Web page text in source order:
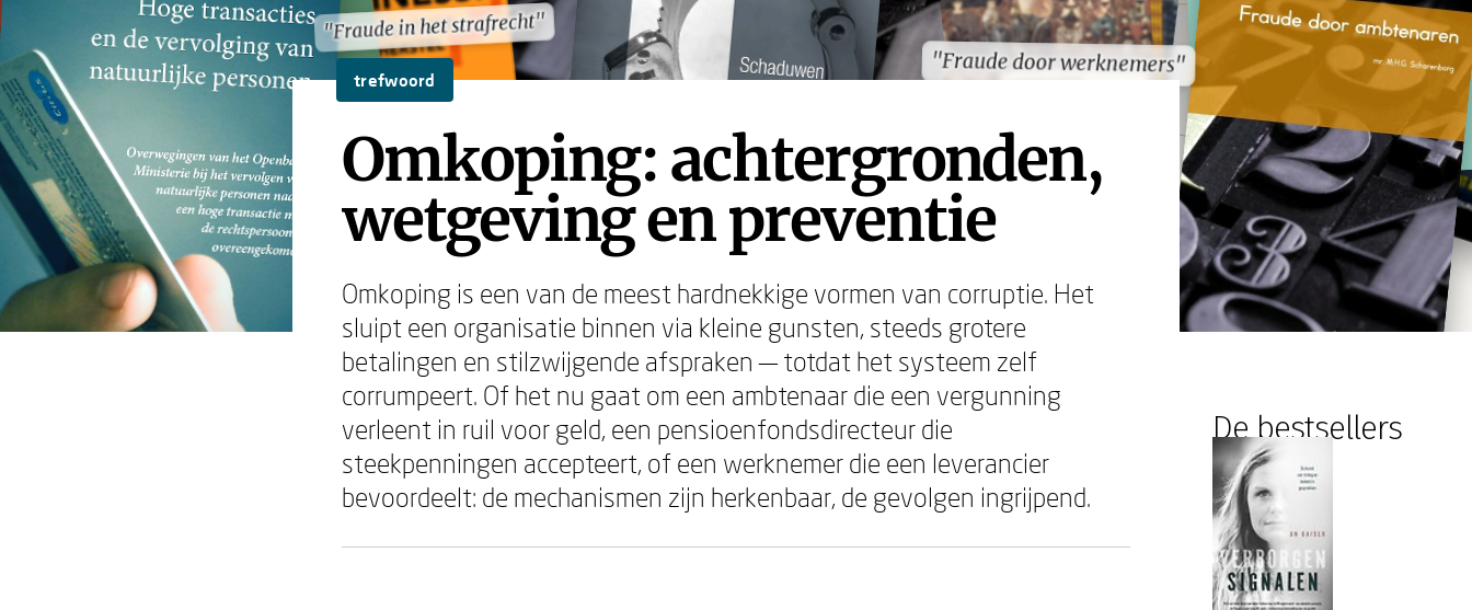
"Fraude in het strafrecht"
"Fraude door werknemers"
"Fraude in het strafrecht"
"Fraude door werknemers"
trefwoord
Omkoping: achtergronden,
wetgeving en preventie
Omkoping is een van de meest hardnekkige vormen van corruptie. Het
sluipt een organisatie binnen via kleine gunsten, steeds grotere
betalingen en stilzwijgende afspraken — totdat het systeem zelf
corrumpeert. Of het nu gaat om een ambtenaar die een vergunning
verleent in ruil voor geld, een pensioenfondsdirecteur die
steekpenningen accepteert, of een werknemer die een leverancier
bevoordeelt: de mechanismen zijn herkenbaar, de gevolgen ingrijpend.
De bestsellers